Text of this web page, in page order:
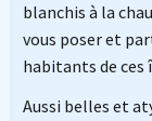
blanchis à la
vous poser et
habitants de ces
Aussi belles et